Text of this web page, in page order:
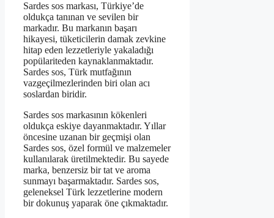
Sardes sos markası, Türkiye’de
oldukça tanınan ve sevilen bir
markadır. Bu markanın başarı
hikayesi, tüketicilerin damak zevkine
hitap eden lezzetleriyle yakaladığı
popülariteden kaynaklanmaktadır.
Sardes sos, Türk mutfağının
vazgeçilmezlerinden biri olan acı
soslardan biridir.
Sardes sos markasının kökenleri
oldukça eskiye dayanmaktadır. Yıllar
öncesine uzanan bir geçmişi olan
Sardes sos, özel formül ve malzemeler
kullanılarak üretilmektedir. Bu sayede
marka, benzersiz bir tat ve aroma
sunmayı başarmaktadır. Sardes sos,
geleneksel Türk lezzetlerine modern
bir dokunuş yaparak öne çıkmaktadır.